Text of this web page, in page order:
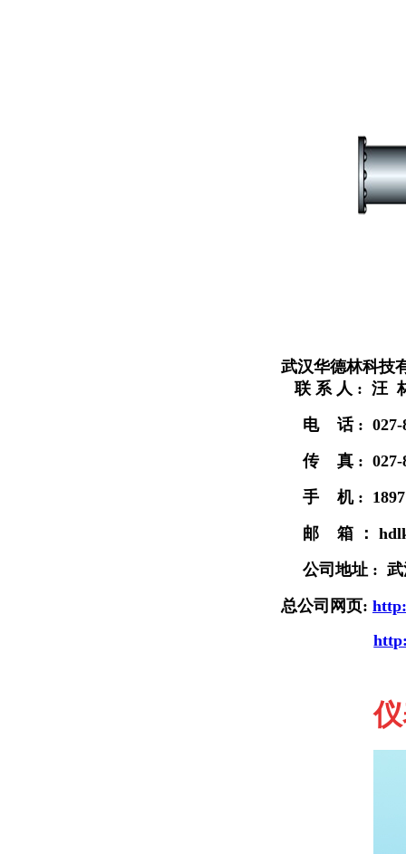
武汉华德林科技
联 系 人 : 汪
电 话 : 027-
传 真 : 027-
手 机 :
邮 箱 ：
公司地址 : 武
总公司网页: